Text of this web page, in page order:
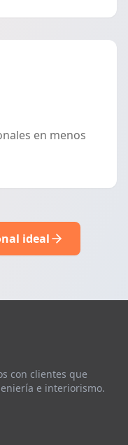
en menos
ideal
con clientes que
e interiorismo.